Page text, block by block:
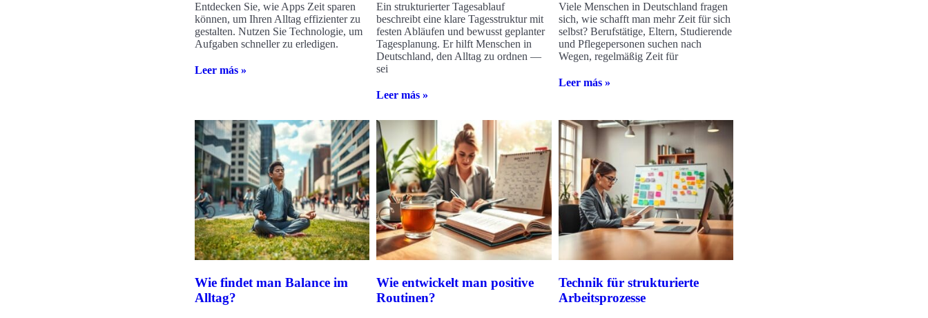
Entdecken Sie, wie Apps Zeit sparen
können, um Ihren Alltag effizienter zu
gestalten. Nutzen Sie Technologie, um
Aufgaben schneller zu erledigen.
Leer más »
Ein strukturierter Tagesablauf
beschreibt eine klare Tagesstruktur mit
festen Abläufen und bewusst geplanter
Tagesplanung. Er hilft Menschen in
Deutschland, den Alltag zu ordnen —
sei
Leer más »
Viele Menschen in Deutschland fragen
sich, wie schafft man mehr Zeit für sich
selbst? Berufstätige, Eltern, Studierende
und Pflegepersonen suchen nach
Wegen, regelmäßig Zeit für
Leer más »
Wie findet man Balance im
Alltag?
Wie entwickelt man positive
Routinen?
Technik für strukturierte
Arbeitsprozesse